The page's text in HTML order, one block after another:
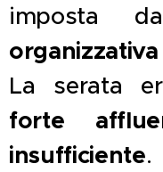
imposta
La serata
forte
insufficiente.